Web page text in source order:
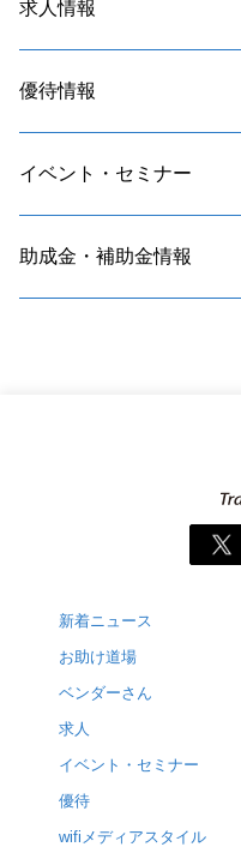
求人情報
優待情報
イベント・セミナー
助成金・補助金情報
新着ニュース
お助け道場
ベンダーさん
求人
イベント・セミナー
優待
wifiメディアスタイル